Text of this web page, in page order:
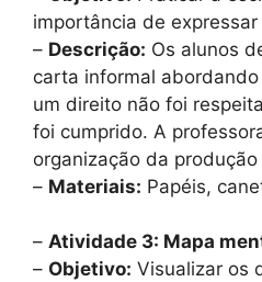
importância de
– Descrição: Os alunos
carta informal
um direito não foi
foi cumprido. A
organização da
– Materiais: Papéis,
– Atividade 3: Mapa
– Objetivo: Visualizar os